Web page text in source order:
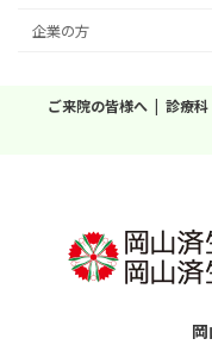
企業の方
ご来院の皆様へ 診療